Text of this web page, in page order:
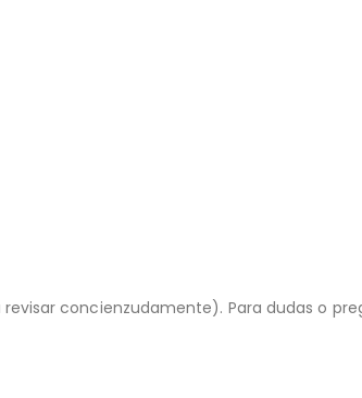
concienzudamente). Para dudas o